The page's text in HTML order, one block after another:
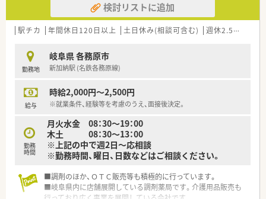
検討リストに追加
駅チカ 年間休日120日以上 土日休み(相談可含む) 週休2.5日以上
勤務地
岐阜県 各務原市
新加納駅 (名鉄各務原線)
給与
時給2,000円～2,500円
※就業条件、経験等を考慮のうえ、面接後決定。
勤務
時間
月火水金 08：30～19：00
木土 08：30～13：00
※上記の中で週2日～応相談
※勤務時間、曜日、日数などはご相談ください。
■調剤のほか、ＯＴＣ販売等も積極的に行っています。
■岐阜県内に店舗展開している調剤薬局です。介護用品販売も